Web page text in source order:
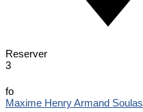
Reserver
3
fo
Maxime Henry Armand Soulas